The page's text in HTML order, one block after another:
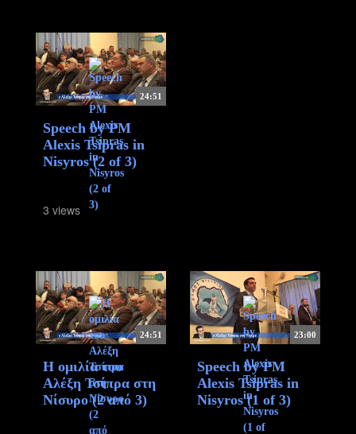
24:51
Speech by PM
Alexis Tsipras in
Nisyros (2 of 3)
3 views
24:51
Η ομιλία του
Αλέξη Τσίπρα στη
Νίσυρο (2 από 3)
23:00
Speech by PM
Alexis Tsipras in
Nisyros (1 of 3)